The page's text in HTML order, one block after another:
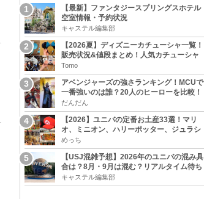
【最新】ファンタジースプリングスホテル
空室情報・予約状況
キャステル編集部
【2026夏】ディズニーカチューシャ一覧！
販売状況&値段まとめ！人気カチューシャ
をチェック
Tomo
アベンジャーズの強さランキング！MCUで
一番強いのは誰？20人のヒーローを比較！
だんだん
【2026】ユニバの定番お土産33選！マリ
オ、ミニオン、ハリーポッター、ジュラシ
ックパーク、セサミ、SINGなどのグッズ情
報
めっち
【USJ混雑予想】2026年のユニバの混み具
合は？8月・9月は混む？リアルタイム待ち
時間アプリも
キャステル編集部